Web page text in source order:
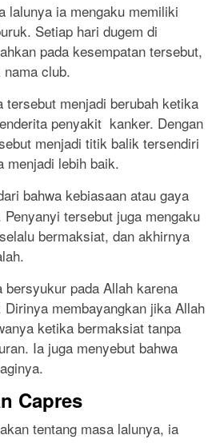
lalunya ia mengaku memiliki
Setiap hari dugem di
pada kesempatan tersebut,
club.
tersebut menjadi berubah ketika
penyakit kanker. Dengan
menjadi titik balik tersendiri
menjadi lebih baik.
bahwa kebiasaan atau gaya
tersebut juga mengaku
bermaksiat, dan akhirnya
pada Allah karena
membayangkan jika Allah
ketika bermaksiat tanpa
Ia juga menyebut bahwa
Capres
tentang masa lalunya, ia